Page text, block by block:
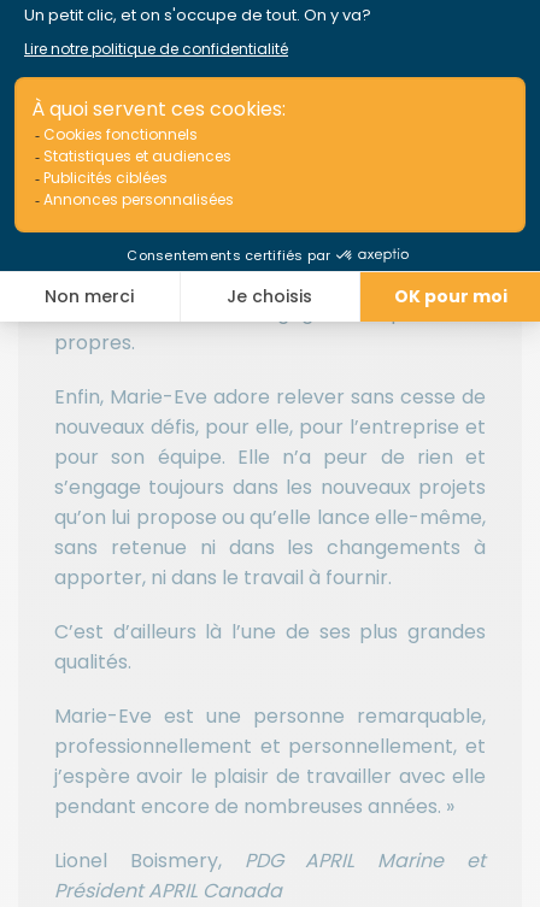
figure totalement légitime et très inspirante
pour tous ceux qu’elle côtoie.
Elle est bien sûr une grande spécialiste de
l’assurance plaisance mais, au-delà de sa
technicité assurantielle évidente, c’est sa
polyvalence qui est à l’origine de son succès
management d’équipe, capacité de
négociation, communication, le tout avec un
enthousiasme et un engagement qui lui sont
propres.
Enfin, Marie-Eve adore relever sans cesse de
nouveaux défis, pour elle, pour l’entreprise et
pour son équipe. Elle n’a peur de rien et
s’engage toujours dans les nouveaux projets
qu’on lui propose ou qu’elle lance elle-même,
sans retenue ni dans les changements à
apporter, ni dans le travail à fournir.
C’est d’ailleurs là l’une de ses plus grandes
qualités.
Marie-Eve est une personne remarquable,
professionnellement et personnellement, et
j’espère avoir le plaisir de travailler avec elle
pendant encore de nombreuses années. »
Lionel Boismery, PDG APRIL Marine et
Président APRIL Canada